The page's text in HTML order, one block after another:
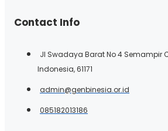
Contact Info
Jl Swadaya Barat No 4 Semampir
Indonesia, 61171
admin@genbinesia.or.id
085182013186